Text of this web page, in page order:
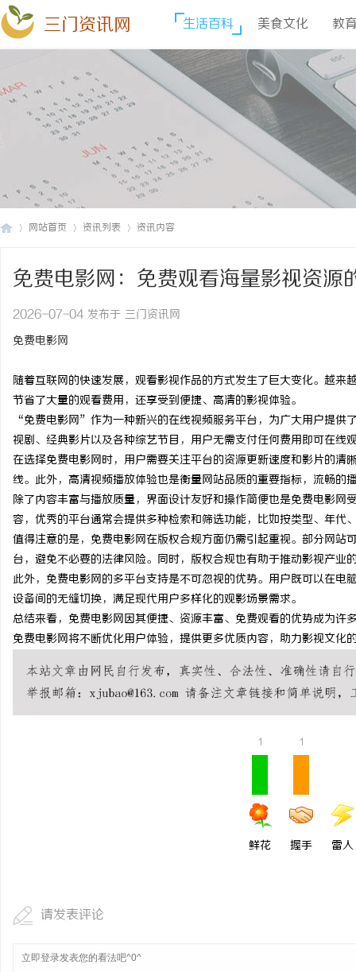
三门资讯网 生活百科 美食文化 教
网站首页 资讯列表 资讯内容
免费电影网：免费观看海量影视资源
2026-07-04 发布于 三门资讯网
免费电影网
随着互联网的快速发展，观看影视作品的方式发生了巨大变化。越
节省了大量的观看费用，还享受到便捷、高清的影视体验。
“免费电影网”作为一种新兴的在线视频服务平台，为广大用户提供
视剧、经典影片以及各种综艺节目，用户无需支付任何费用即可在线
在选择免费电影网时，用户需要关注平台的资源更新速度和影片的
线。此外，高清视频播放体验也是衡量网站品质的重要指标，流畅的
除了内容丰富与播放质量，界面设计友好和操作简便也是免费电影
容，优秀的平台通常会提供多种检索和筛选功能，比如按类型、年代
值得注意的是，免费电影网在版权合规方面仍需引起重视。部分网
台，避免不必要的法律风险。同时，版权合规也有助于推动影视产业
此外，免费电影网的多平台支持是不可忽视的优势。用户既可以在
设备间的无缝切换，满足现代用户多样化的观影场景需求。
总结来看，免费电影网因其便捷、资源丰富、免费观看的优势成为
免费电影网将不断优化用户体验，提供更多优质内容，助力影视文化
1
鲜花
1
握手 雷人
请发表评论